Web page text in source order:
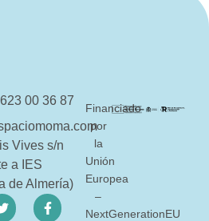
00 36 87
Vives s/n
a IES
de Almería)
Financiado
por
la
Unión
Europea
–
NextGenerationEU